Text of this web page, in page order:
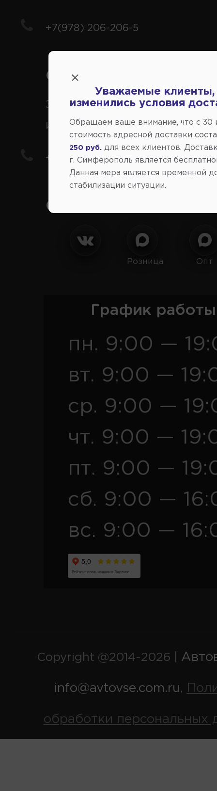
+7(978) 206-206-5
Справочный центр:
Заказ шин, дисков,
иномарки
+7(978) 206-206-8
Социальные сети:
Розница Опт
График
пн. 9:00 —
вт. 9:00 —
ср. 9:00 —
чт. 9:00 —
пт. 9:00 —
сб. 9:00 —
вс. 9:00 —
Copyright @2014-2026 |
info@avtovse.com.ru,
обработки персональных
Уважаемые клиенты,
изменились условия
Обращаем ваше внимание, что c 30
стоимость адресной доставки
250 руб. для всех клиентов.
г. Симферополь является
Данная мера является временной
стабилизации ситуации.